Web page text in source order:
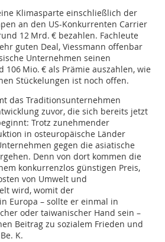
Klimasparte einschließlich der
an den US-Konkurrenten Carrier
12 Mrd. € bezahlen. Fachleute
guten Deal, Viessmann offenbar
Unternehmen seinen
Mio. € als Prämie auszahlen, wie
Stückelungen ist noch offen.
das Traditionsunternehmen
zuvor, die sich bereits jetzt
Trotz zunehmender
in osteuropäische Länder
gegen die asiatische
Denn von dort kommen die
konkurrenzlos günstigen Preis,
von Umwelt und
wird, womit der
Europa – sollte er einmal in
oder taiwanischer Hand sein –
Beitrag zu sozia­lem Frieden und
K.